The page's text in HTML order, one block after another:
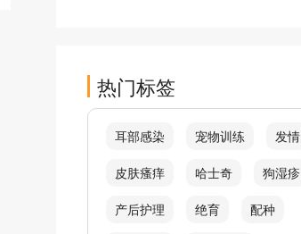
热门标签
耳部感染 宠物训练 发情
皮肤瘙痒 哈士奇 狗湿疹
产后护理 绝育 配种